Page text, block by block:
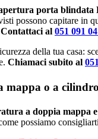
porta blindata
possono capitare in
Contattaci al 051 091
della tua casa:
Chiamaci subito al
mappa o a
a doppia mappa
possiamo